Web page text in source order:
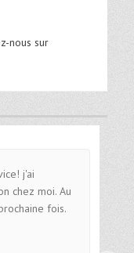
nous sur
j'ai
chez moi. Au
fois.